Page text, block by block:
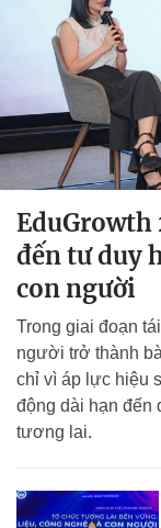
đến tư duy
con người
Trong giai đoạn
người trở thành
chỉ vì áp lực hiệu
động dài hạn đến
tương lai.